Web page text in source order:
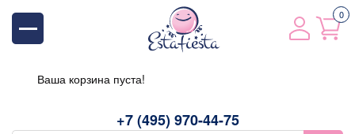
+7 (495) 970-44-75
0
Ваша корзина пуста!